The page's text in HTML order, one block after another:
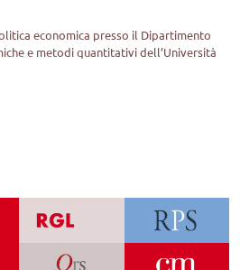
testo
economica presso il Dipartimento
e metodi quantitativi dell’Università